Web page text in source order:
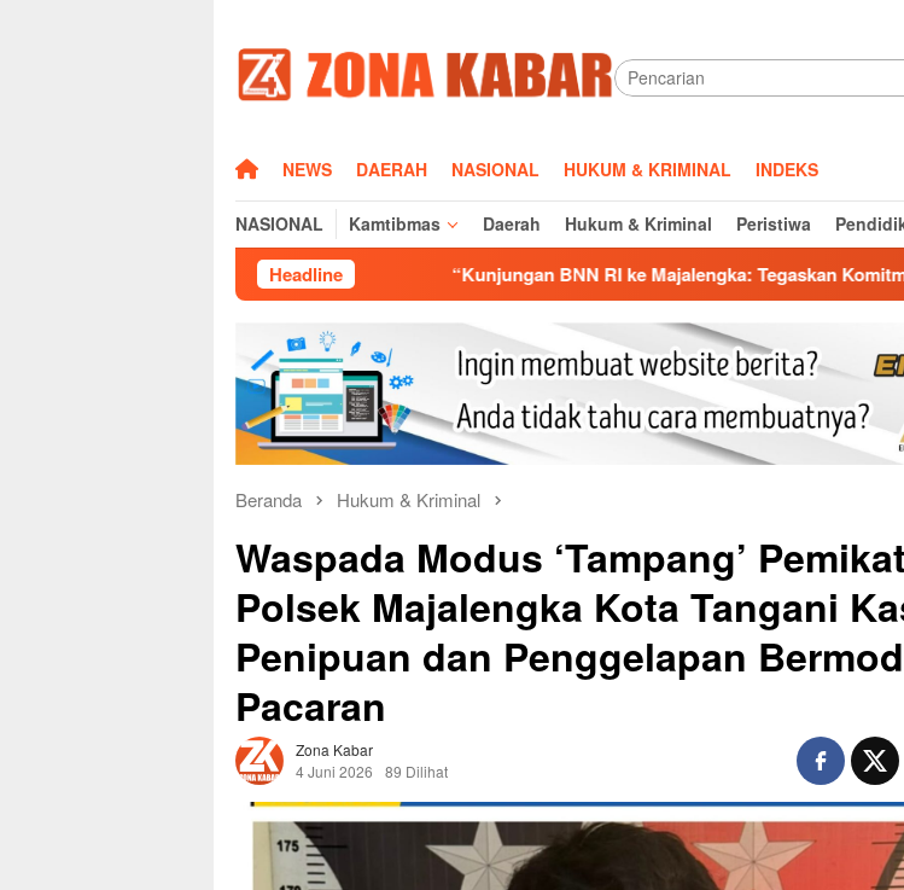
konten
HOMENEWS DAERAH NASIONAL HUKUM & KRIMINAL INDEKS
NASIONAL Kamtibmas Daerah Hukum & Kriminal Peristiwa
Headline
“Kunjungan BNN RI ke Majalengka: Tegaskan Komitmen Bersama Lawan
Beranda Hukum & Kriminal
Waspada Modus ‘Tampang’
Polsek Majalengka Kota Tangani
Penipuan dan Penggelapan
Pacaran
Zona Kabar
4 Juni 2026
89 Dilihat